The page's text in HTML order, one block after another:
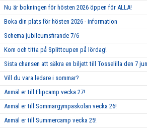
FRÅGOR & SVAR
FUNKTIONÄRER
FRITIDSKORTET
Nu är bokningen för hösten 2026 öppen för ALLA!
Boka din plats för hösten 2026 - information
Schema jubileumsfirande 7/6
Kom och titta på Splittcupen på lördag!
Sista chansen att säkra en biljett till Tosselilla den 7
Vill du vara ledare i sommar?
Anmäl er till Flipcamp vecka 27!
Anmäl er till Sommargympaskolan vecka 26!
Anmäl er till Summercamp vecka 25!